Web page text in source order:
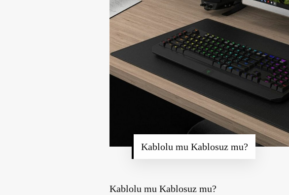
Kablolu mu Kablosuz mu?
Kablolu mu Kablosuz mu?